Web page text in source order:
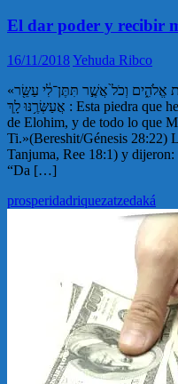
El dar poder y recibir
16/11/2018Yehuda Ribco
«וְהָאֶ֣בֶן הַזֹּ֗את אֲשֶׁר־שַׂ֨מְתִּי֙ מַצֵּבָ֔ה יִֽהְיֶ֖ה בֵּ֣ית אֱלֹהִ֑ים וְכֹל֙ אֲשֶׁ֣ר תִּתֶּן־לִ֔י עַשֵּׂ֖ר
אֲעַשְּׂרֶ֥נּוּ לָֽךְ : Esta piedra que he puesto como memorial será una casa
de Elohim, y de todo lo que
Ti.»(Bereshit/Génesis 28:22)
Tanjuma, Ree 18:1) y dijeron: עשר בשביל שתתעשר Que significa:
“Da […]
prosperidadriquezatzedaká